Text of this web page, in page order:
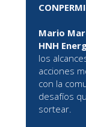
Mario
HNH
los
acciones
con la
desafíos
sortear.